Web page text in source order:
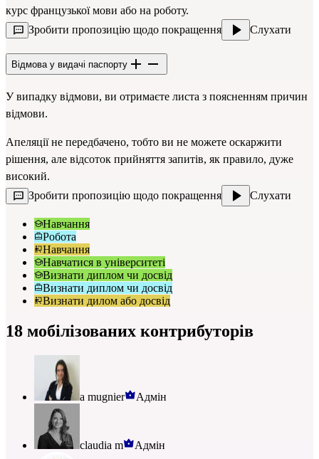
курс французької мови або на роботу.
Зробити пропозицію щодо покращення
Слухати
Відмова у видачі паспорту
У випадку відмови, ви отримаєте листа з поясненням причин
відмови.
Апеляції не передбачено, тобто ви не можете оскаржити
рішення, але відсоток прийняття запитів, як правило, дуже
високий.
Зробити пропозицію щодо покращення
Слухати
Навчання
Робота
Навчання
Навчатися в університеті
Визнати диплом чи досвід
Визнати диплом чи досвід
Визнати дилом або досвід
18 мобілізованих контрибуторів
a mugnier Адмін
claudia m Адмін